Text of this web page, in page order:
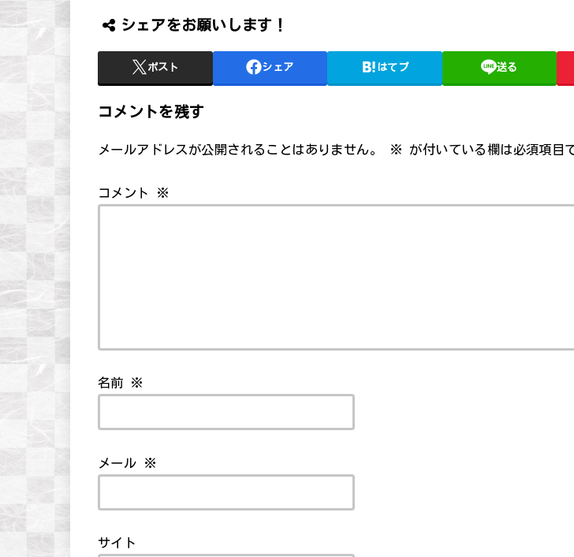
シェアをお願いします！
ポスト シェア はてブ 送る
コメントを残す
メールアドレスが公開されることはありません。 ※ が付いている欄は必須項目
コメント ※
名前 ※
メール ※
サイト